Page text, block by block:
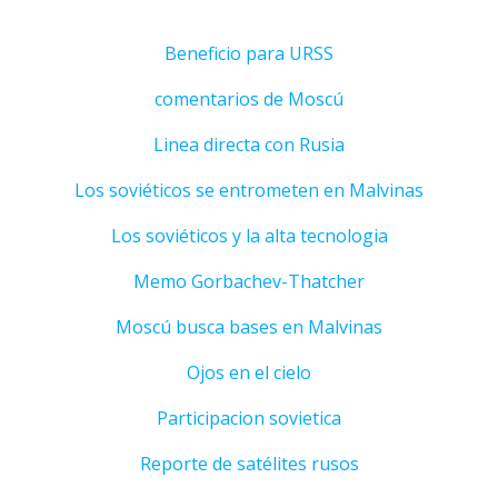
Beneficio para URSS
comentarios de Moscú
Linea directa con Rusia
Los soviéticos se entrometen en Malvinas
Los soviéticos y la alta tecnologia
Memo Gorbachev-Thatcher
Moscú busca bases en Malvinas
Ojos en el cielo
Participacion sovietica
Reporte de satélites rusos